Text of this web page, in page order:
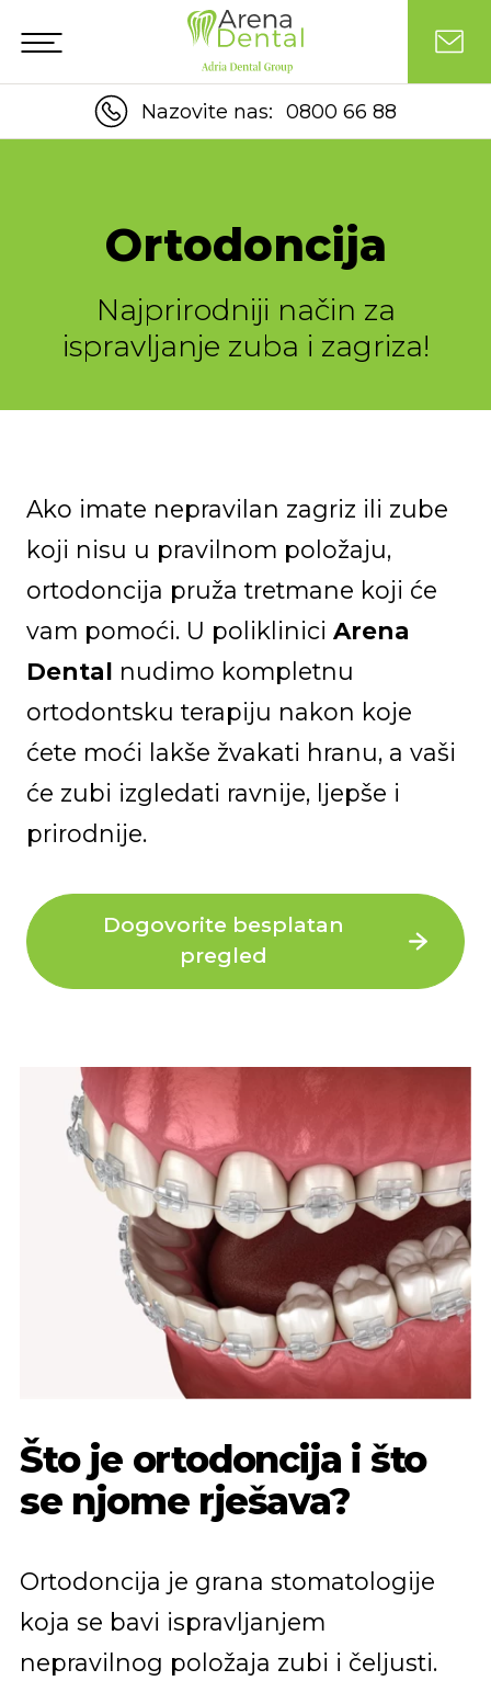
Nazovite nas: 0800 66 88
Ortodoncija
Najprirodniji način za
ispravljanje zuba i zagriza!
Ako imate nepravilan zagriz ili zube
koji nisu u pravilnom položaju,
ortodoncija pruža tretmane koji će
vam pomoći. U poliklinici Arena
Dental nudimo kompletnu
ortodontsku terapiju nakon koje
ćete moći lakše žvakati hranu, a vaši
će zubi izgledati ravnije, ljepše i
prirodnije.
Dogovorite besplatan
pregled
Što je ortodoncija i što
se njome rješava?
Ortodoncija je grana stomatologije
koja se bavi ispravljanjem
nepravilnog položaja zubi i čeljusti.